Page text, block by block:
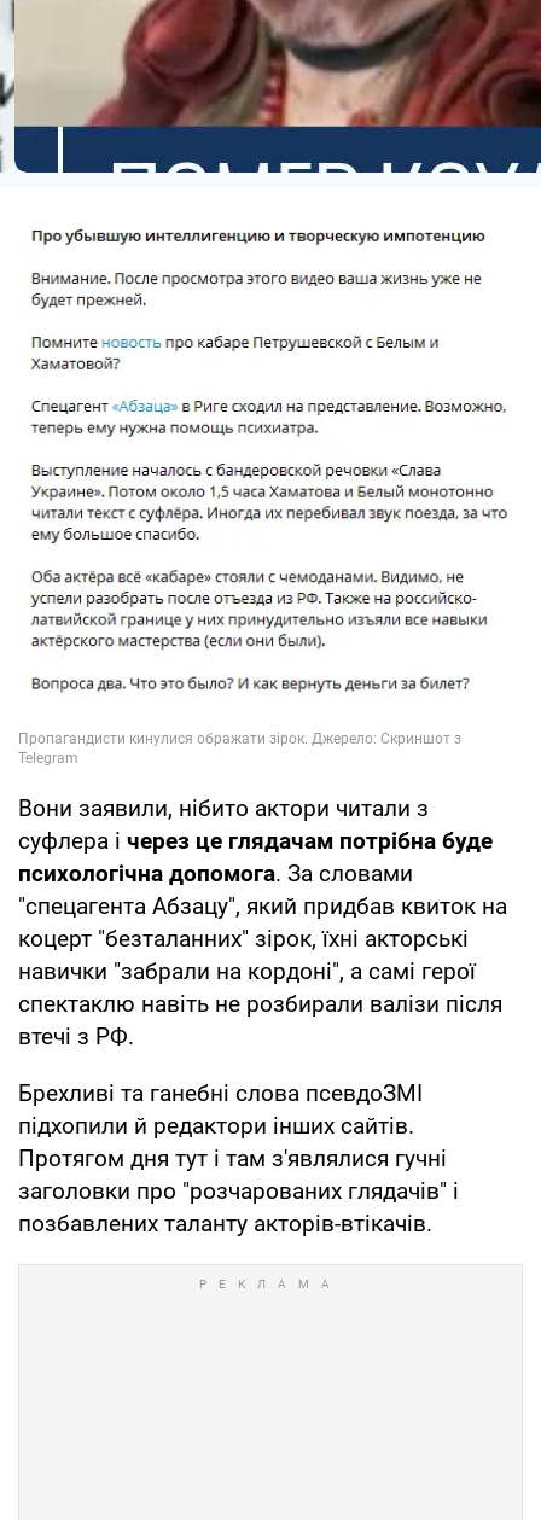
Вони заявили, нібито актори читали з
суфлера і через це глядачам потрібна буде
психологічна допомога. За словами
"спецагента Абзацу", який придбав квиток на
коцерт "безталанних" зірок, їхні акторські
навички "забрали на кордоні", а самі герої
спектаклю навіть не розбирали валізи після
втечі з РФ.
Брехливі та ганебні слова псевдоЗМІ
підхопили й редактори інших сайтів.
Протягом дня тут і там з'являлися гучні
заголовки про "розчарованих глядачів" і
позбавлених таланту акторів-втікачів.